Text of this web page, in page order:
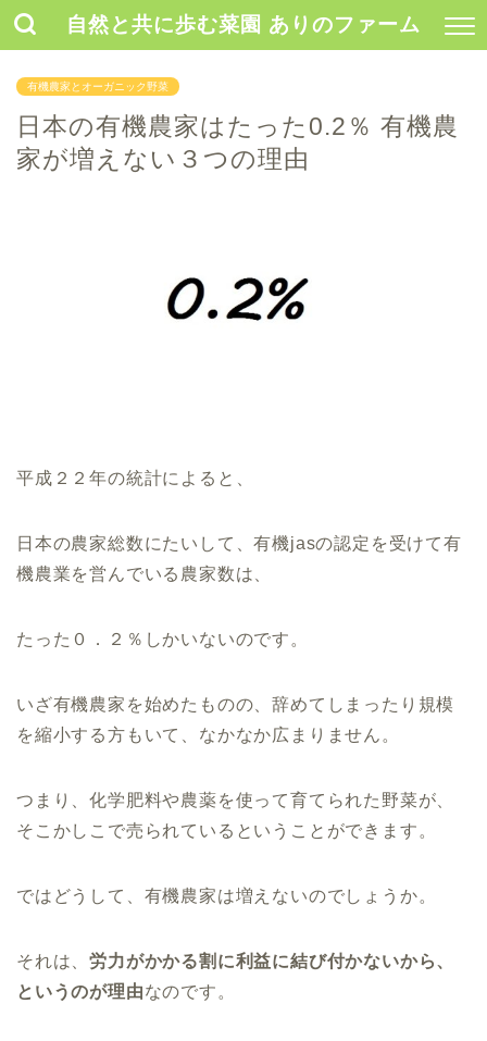
自然と共に歩む菜園 ありのファーム
有機農家とオーガニック野菜
日本の有機農家はたった0.2％ 有機農
家が増えない３つの理由
平成２２年の統計によると、
日本の農家総数にたいして、有機jasの認定を受けて有
機農業を営んでいる農家数は、
たった０．２％しかいないのです。
いざ有機農家を始めたものの、辞めてしまったり規模
を縮小する方もいて、なかなか広まりません。
つまり、化学肥料や農薬を使って育てられた野菜が、
そこかしこで売られているということができます。
ではどうして、有機農家は増えないのでしょうか。
それは、労力がかかる割に利益に結び付かないから、
というのが理由なのです。